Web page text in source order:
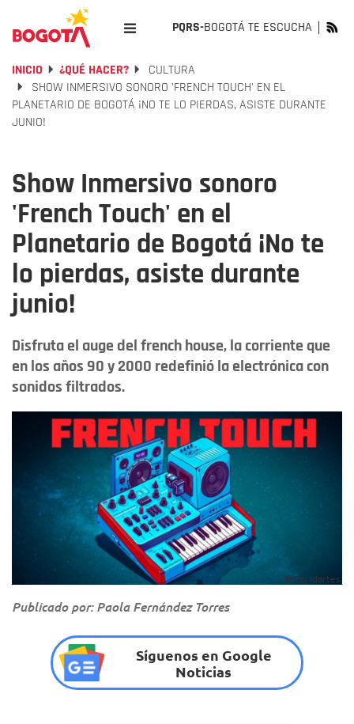
PQRS-BOGOTÁ TE ESCUCHA
INICIO ¿QUÉ HACER?
CULTURA
SHOW INMERSIVO SONORO 'FRENCH TOUCH' EN EL
PLANETARIO DE BOGOTÁ ¡NO TE LO PIERDAS, ASISTE DURANTE
JUNIO!
Show Inmersivo sonoro
'French Touch' en el
Planetario de Bogotá ¡No te
lo pierdas, asiste durante
junio!
Disfruta el auge del french house, la corriente que
en los años 90 y 2000 redefinió la electrónica con
sonidos filtrados.
Foto: Idartes.
Publicado por: Paola Fernández Torres
Síguenos en Google
Noticias